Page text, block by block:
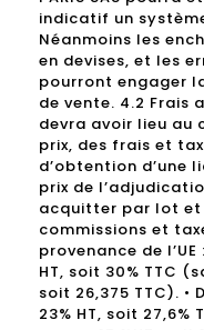
indicatif un
Néanmoins les
en devises, et les
pourront engager
de vente. 4.2 Frais
devra avoir lieu au
prix, des frais et
d’obtention d’une
prix de
acquitter par lot et
commissions et
provenance de l’UE
HT, soit 30% TTC
soit 26,375 TTC). •
23% HT, soit 27,6%